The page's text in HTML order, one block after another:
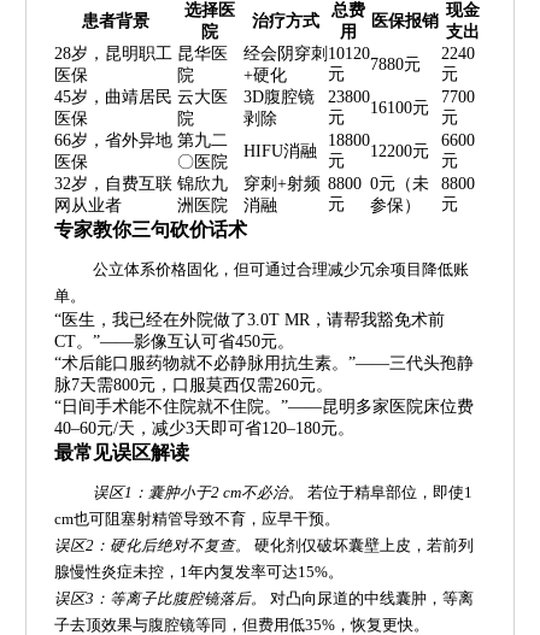
患者背景
选择医
院
治疗方式
总费
用
医保报销
现金
支出
28岁，昆明职工
医保
昆华医
院
经会阴穿刺
+硬化
10120
元
7880元
2240
元
45岁，曲靖居民
医保
云大医
院
3D腹腔镜
剥除
23800
元
16100元
7700
元
66岁，省外异地
医保
第九二
〇医院
HIFU消融
18800
元
12200元
6600
元
32岁，自费互联
网从业者
锦欣九
洲医院
穿刺+射频
消融
8800
元
0元（未
参保）
8800
元
专家教你三句砍价话术
公立体系价格固化，但可通过合理减少冗余项目降低账
单。
“医生，我已经在外院做了3.0T MR，请帮我豁免术前
CT。”——影像互认可省450元。
“术后能口服药物就不必静脉用抗生素。”——三代头孢静
脉7天需800元，口服莫西仅需260元。
“日间手术能不住院就不住院。”——昆明多家医院床位费
40–60元/天，减少3天即可省120–180元。
最常见误区解读
误区1：囊肿小于2 cm不必治。
若位于精阜部位，即使1
cm也可阻塞射精管导致不育，应早干预。
误区2：硬化后绝对不复查。
硬化剂仅破坏囊壁上皮，若前列
腺慢性炎症未控，1年内复发率可达15%。
误区3：等离子比腹腔镜落后。
对凸向尿道的中线囊肿，等离
子去顶效果与腹腔镜等同，但费用低35%，恢复更快。